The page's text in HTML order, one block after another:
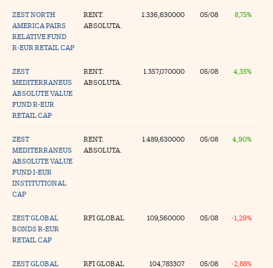
Pyme
Trading
a Cinco Días
ZEST NORTH
AMERICA PAIRS
RELATIVE FUND
R-EUR RETAIL CAP
RENT.
ABSOLUTA.
1.336,630000 05/08 8,75%
ZEST
MEDITERRANEUS
ABSOLUTE VALUE
FUND R-EUR
RETAIL CAP
RENT.
ABSOLUTA.
1.357,070000 05/08 4,35%
ZEST
MEDITERRANEUS
ABSOLUTE VALUE
FUND I-EUR
INSTITUTIONAL
CAP
RENT.
ABSOLUTA.
1.489,630000 05/08 4,90%
ZEST GLOBAL
BONDS R-EUR
RETAIL CAP
RFI GLOBAL 109,560000 05/08 -1,29%
ZEST GLOBAL
RFI GLOBAL 104,783307 05/08 -2,88%